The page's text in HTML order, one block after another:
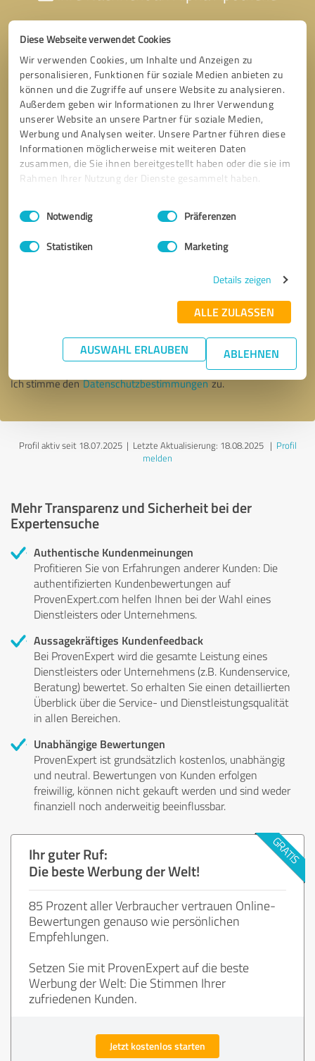
Diese Webseite verwendet Cookies
Wir verwenden Cookies, um Inhalte und Anzeigen zu
personalisieren, Funktionen für soziale Medien anbieten zu
können und die Zugriffe auf unsere Website zu analysieren.
Außerdem geben wir Informationen zu Ihrer Verwendung
unserer Website an unsere Partner für soziale Medien,
Werbung und Analysen weiter. Unsere Partner führen diese
Informationen möglicherweise mit weiteren Daten
zusammen, die Sie ihnen bereitgestellt haben oder die sie im
Rahmen Ihrer Nutzung der Dienste gesammelt haben.
Impressum Datenschutzbestimmungen
Einwilligungsauswahl
Notwendig Präferenzen
Statistiken Marketing
Details zeigen
ALLE ZULASSEN
AUSWAHL ERLAUBEN ABLEHNEN
* Erforderliche Angaben
Nachricht senden
Ich stimme denDatenschutzbestimmungenzu.
Profil aktiv seit 18.07.2025 | Letzte Aktualisierung: 18.08.2025| Profil
melden
Mehr Transparenz und Sicherheit bei der
Expertensuche
Authentische Kundenmeinungen
Profitieren Sie von Erfahrungen anderer Kunden: Die
authentifizierten Kundenbewertungen auf
ProvenExpert.com helfen Ihnen bei der Wahl eines
Dienstleisters oder Unternehmens.
Aussagekräftiges Kundenfeedback
Bei ProvenExpert wird die gesamte Leistung eines
Dienstleisters oder Unternehmens (z.B. Kundenservice,
Beratung) bewertet. So erhalten Sie einen detaillierten
Überblick über die Service- und Dienstleistungsqualität
in allen Bereichen.
Unabhängige Bewertungen
ProvenExpert ist grundsätzlich kostenlos, unabhängig
und neutral. Bewertungen von Kunden erfolgen
freiwillig, können nicht gekauft werden und sind weder
finanziell noch anderweitig beeinflussbar.
Ihr guter Ruf:
Die beste Werbung der Welt!
85 Prozent aller Verbraucher vertrauen Online-
Bewertungen genauso wie persönlichen
Empfehlungen.
Setzen Sie mit ProvenExpert auf die beste
Werbung der Welt: Die Stimmen Ihrer
zufriedenen Kunden.
Jetzt kostenlos starten